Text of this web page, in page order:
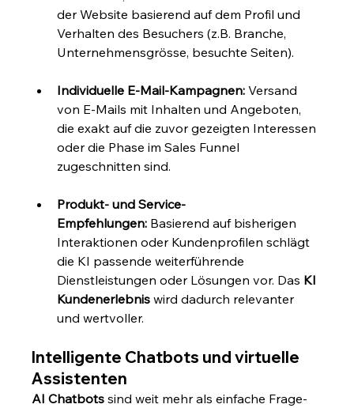
der Website basierend auf dem Profil und
Verhalten des Besuchers (z.B. Branche,
Unternehmensgrösse, besuchte Seiten).
Individuelle E-Mail-Kampagnen: Versand
von E-Mails mit Inhalten und Angeboten,
die exakt auf die zuvor gezeigten Interessen
oder die Phase im Sales Funnel
zugeschnitten sind.
Produkt- und Service-
Empfehlungen: Basierend auf bisherigen
Interaktionen oder Kundenprofilen schlägt
die KI passende weiterführende
Dienstleistungen oder Lösungen vor. Das KI
Kundenerlebnis wird dadurch relevanter
und wertvoller.
Intelligente Chatbots und virtuelle
Assistenten
AI Chatbots sind weit mehr als einfache Frage-